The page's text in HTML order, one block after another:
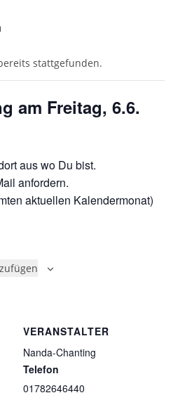
stattgefunden.
am Freitag, 6.6.
aus wo Du bist.
anfordern.
aktuellen Kalendermonat)
VERANSTALTER
Nanda-Chanting
Telefon
01782646440